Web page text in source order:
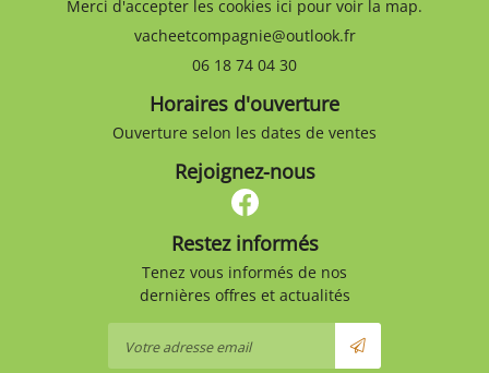
Merci d'accepter les cookies ici pour voir la map.
06 18 74 04 30
Horaires d'ouverture
Ouverture selon les dates de ventes
Rejoignez-nous
Restez informés
Tenez vous informés de nos
dernières offres et actualités